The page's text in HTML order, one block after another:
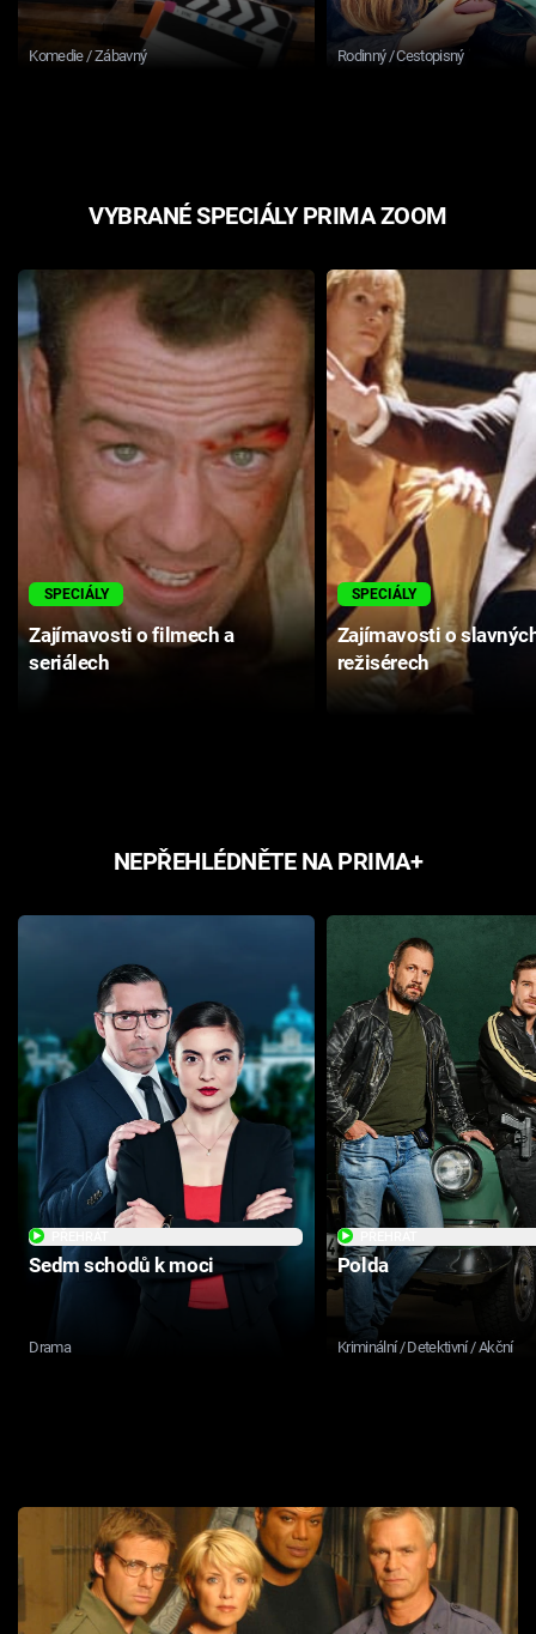
Komedie / Zábavný Rodinný / Cestopisný
VYBRANÉ SPECIÁLY PRIMA ZOOM
SPECIÁLY
Zajímavosti o filmech a
seriálech
SPECIÁLY
Zajímavosti o
režisérech
NEPŘEHLÉDNĚTE NA PRIMA+
Sedm schodů k moci
Drama
Polda
Kriminální / Detektivní / Akční